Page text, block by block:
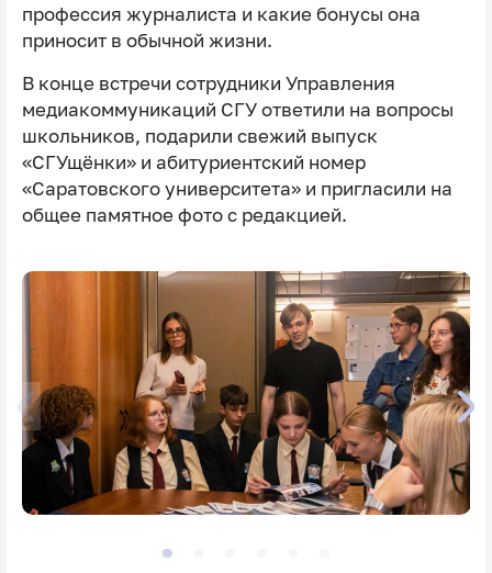
профессия журналиста и какие бонусы она
приносит в обычной жизни.
В конце встречи сотрудники Управления
медиакоммуникаций СГУ ответили на вопросы
школьников, подарили свежий выпуск
«СГУщёнки» и абитуриентский номер
«Саратовского университета» и пригласили на
общее памятное фото с редакцией.